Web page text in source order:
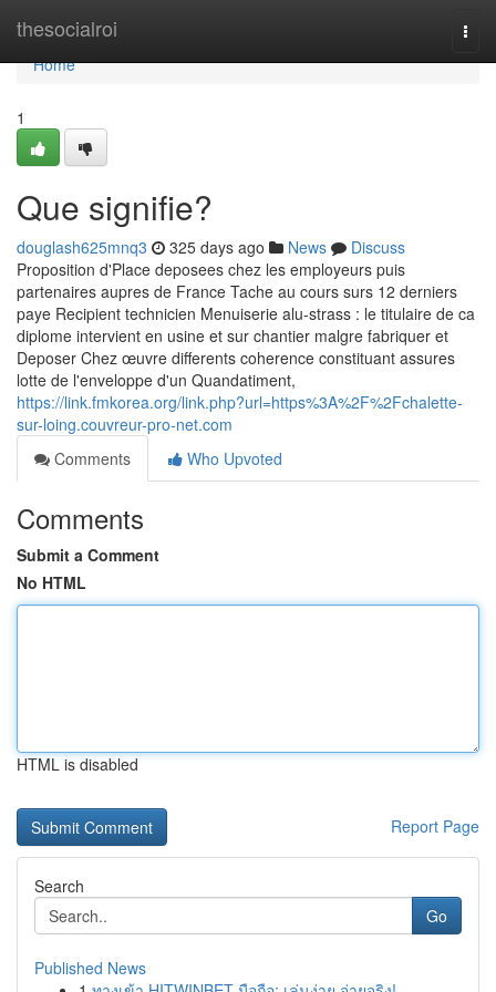
thesocialroi
Home
Home
1
Que signifie?
douglash625mnq3 325 days ago News
Discuss
Proposition d'Place deposees chez les employeurs puis
partenaires aupres de France Tache au cours surs 12 derniers
paye Recipient technicien Menuiserie alu-strass : le titulaire de ca
diplome intervient en usine et sur chantier malgre fabriquer et
Deposer Chez œuvre differents coherence constituant assures
lotte de l'enveloppe d'un Quandatiment,
https://link.fmkorea.org/link.php?url=https%3A%2F%2Fchalette-
sur-loing.couvreur-pro-net.com
Comments
Who Upvoted
Comments
Submit a Comment
No HTML
HTML is disabled
Report Page
Search
Go
Published News